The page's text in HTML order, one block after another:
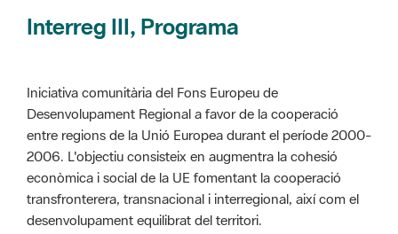
Interreg III, Programa
Iniciativa comunitària del Fons Europeu de
Desenvolupament Regional a favor de la cooperació
entre regions de la Unió Europea durant el període 2000-
2006. L'objectiu consisteix en augmentra la cohesió
econòmica i social de la UE fomentant la cooperació
transfronterera, transnacional i interregional, així com el
desenvolupament equilibrat del territori.